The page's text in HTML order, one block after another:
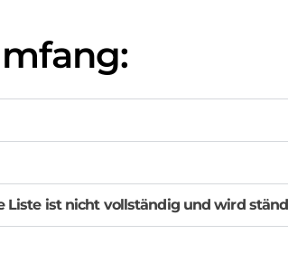
Liste ist nicht vollständig und wird